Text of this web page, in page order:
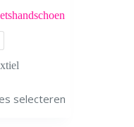
selecteren